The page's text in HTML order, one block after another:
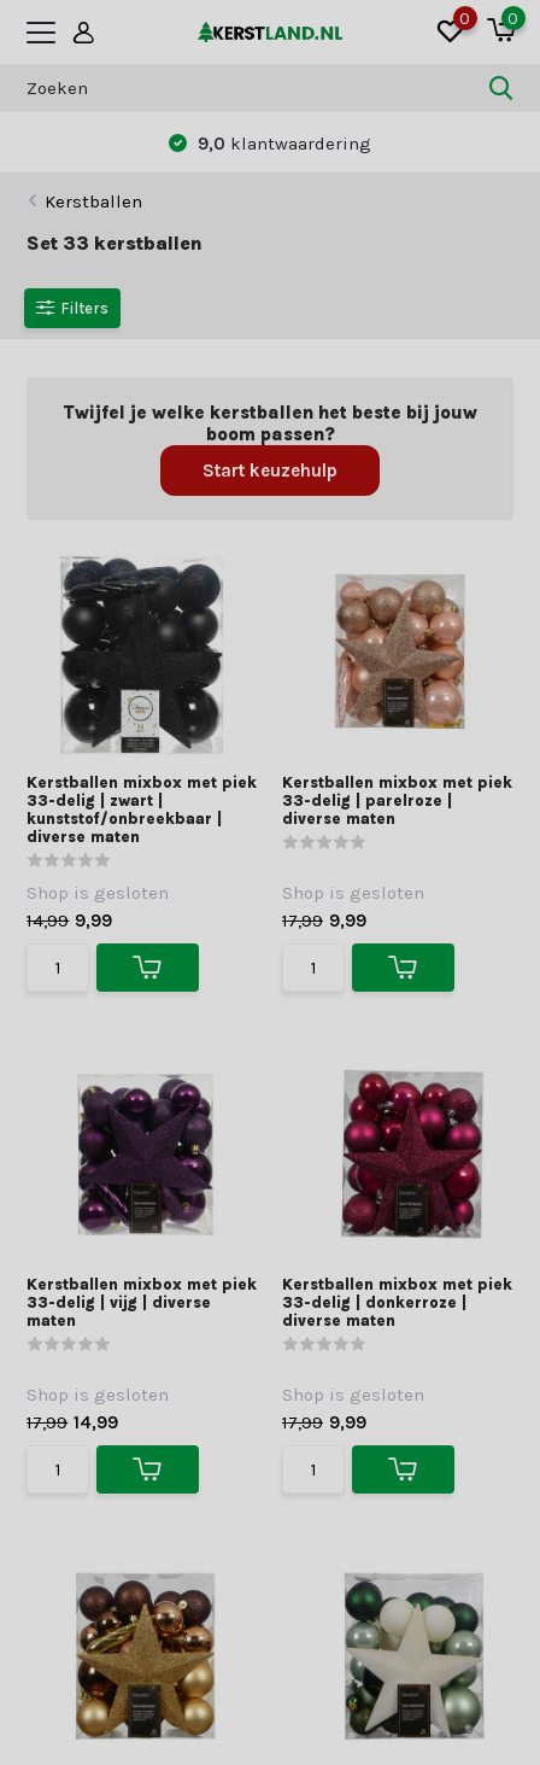
0 0
Betaal zoals jij dat wilt:vooraf of achteraf
Kerstballen
Set 33 kerstballen
Filters
Twijfel je welke kerstballen het beste bij jouw
boom passen?
Start keuzehulp
Kerstballen mixbox met piek
33-delig | zwart |
kunststof/onbreekbaar |
diverse maten
Shop is gesloten
14,99 9,99
Kerstballen mixbox met piek
33-delig | parelroze |
diverse maten
Shop is gesloten
17,99 9,99
Kerstballen mixbox met piek
33-delig | vijg | diverse
maten
Shop is gesloten
17,99 14,99
Kerstballen mixbox met piek
33-delig | donkerroze |
diverse maten
Shop is gesloten
17,99 9,99